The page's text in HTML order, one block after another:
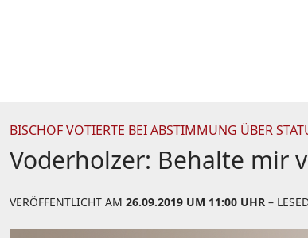
BISCHOF VOTIERTE BEI ABSTIMMUNG ÜBER
Voderholzer: Behalte mir
VERÖFFENTLICHT AM 26.09.2019 UM 11:00 UHR –